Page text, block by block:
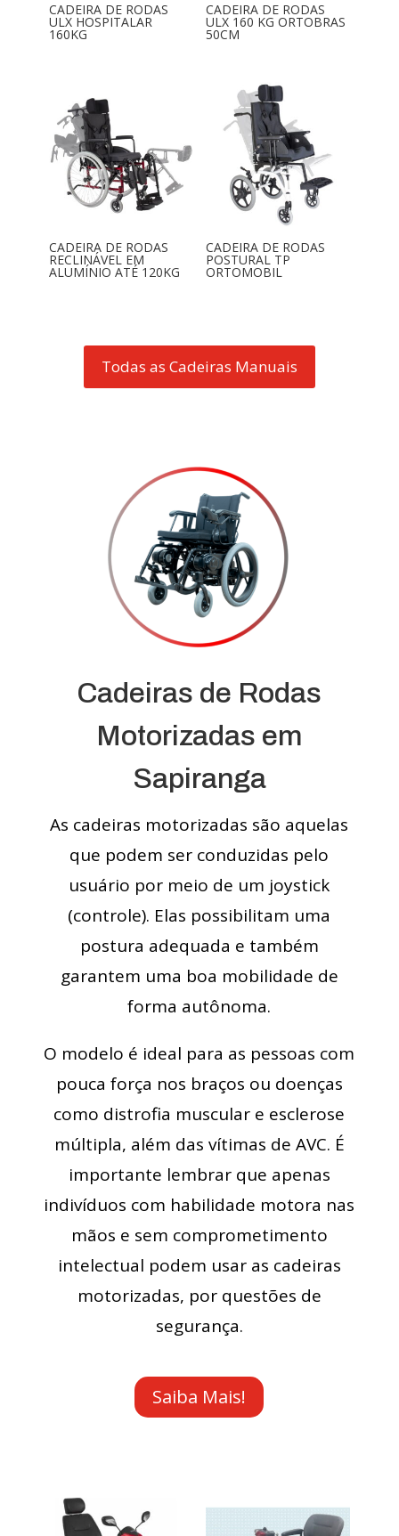
CADEIRA DE RODAS
ULX HOSPITALAR
160KG
CADEIRA DE RODAS
ULX 160 KG ORTOBRAS
50CM
CADEIRA DE RODAS
RECLINÁVEL EM
ALUMÍNIO ATÉ 120KG
CADEIRA DE RODAS
POSTURAL TP
ORTOMOBIL
Todas as Cadeiras Manuais
Cadeiras de Rodas
Motorizadas em
Sapiranga
As cadeiras motorizadas são aquelas
que podem ser conduzidas pelo
usuário por meio de um joystick
(controle). Elas possibilitam uma
postura adequada e também
garantem uma boa mobilidade de
forma autônoma.
O modelo é ideal para as pessoas com
pouca força nos braços ou doenças
como distrofia muscular e esclerose
múltipla, além das vítimas de AVC. É
importante lembrar que apenas
indivíduos com habilidade motora nas
mãos e sem comprometimento
intelectual podem usar as cadeiras
motorizadas, por questões de
segurança.
Saiba Mais!